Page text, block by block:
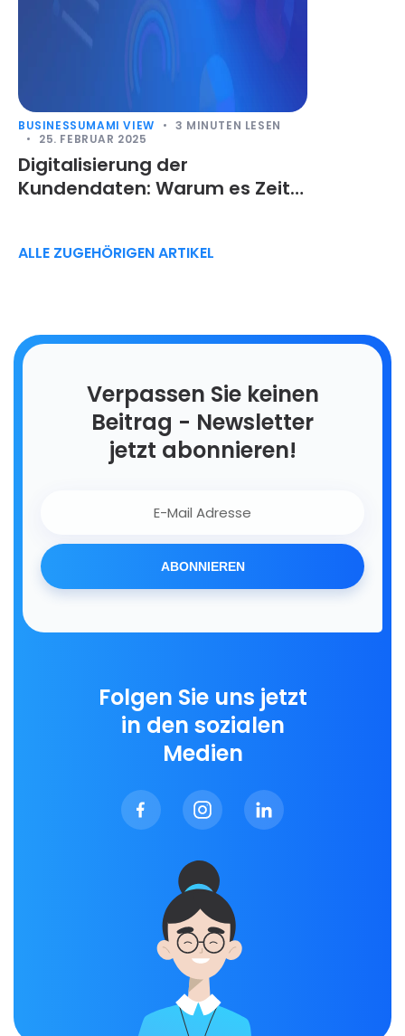
BUSINESSUMAMI VIEW 3 MINUTEN LESEN
25. FEBRUAR 2025
Digitalisierung der
Kundendaten: Warum es Zeit
ALLE ZUGEHÖRIGEN ARTIKEL
Verpassen Sie keinen
Beitrag - Newsletter
jetzt abonnieren!
ABONNIEREN
Folgen Sie uns jetzt
in den sozialen
Medien